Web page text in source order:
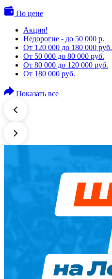
По цене
Акция!
Недорогие - до 50 000 р.
От 120 000 до 180 000 руб.
От 50 000 до 80 000 руб.
От 80 000 до 120 000 руб.
От 180 000 руб.
Показать все